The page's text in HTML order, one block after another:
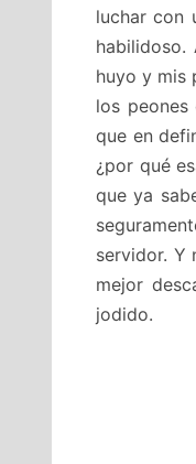
luchar con
huyo y mis
los
que en
¿por qué
que ya
servidor. Y
mejor
jodido.